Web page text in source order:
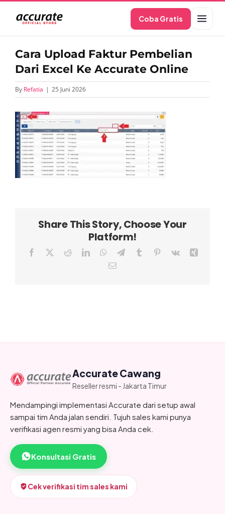
content
Coba Gratis
Cara Upload Faktur Pembelian
Dari Excel Ke Accurate Online
By Refatia | 25 Juni 2026
Share This Story, Choose Your
Platform!
Facebook RedditLinkedInWhatsApp
TelegramTumblr Pinterest
Vk
Email
Accurate Cawang
Reseller resmi - Jakarta Timur
Mendampingi implementasi Accurate dari setup awal
sampai tim Anda jalan sendiri. Tujuh sales kami punya
verifikasi agen resmi yang bisa Anda cek.
Konsultasi Gratis
Cek verifikasi tim sales kami